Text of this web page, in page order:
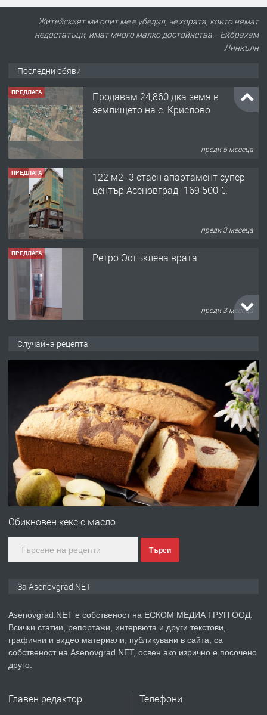
Житейският ми опит ме е убедил, че хората, които нямат
недостатъци, имат много малко достойнства. - Ейбрахам
Линкълн
Последни обяви
ПРЕДЛАГА
Продавам 24,860 дка земя в
землището на с. Крислово
преди 5 месеца
ПРЕДЛАГА
122 м2- 3 стаен апартамент супер
център Асеновград- 169 500 €.
преди 3 месеца
ПРЕДЛАГА Ретро Остъклена врата
преди 3 месеца
преди 10 месеца
ПРЕДЛАГА
Професионална броячна машина -
със сертификат от ЕЦБ
преди 1 година
ПРЕДЛАГА
Професионална зеленчукорезачка
преди 2 години
ПРЕДЛАГА
Давам индивидуалани уроци по
Случайна рецепта
Обикновен кекс с масло
Търси
За Asenovgrad.NET
Asenovgrad.NET е собственост на ЕСКОМ МЕДИА ГРУП ООД.
Всички статии, репортажи, интервюта и други текстови,
графични и видео материали, публикувани в сайта, са
собственост на Asenovgrad.NET, освен ако изрично е посочено
друго.
Главен редактор Телефони